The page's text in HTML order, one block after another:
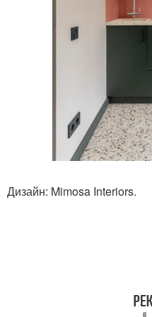
Дизайн: Mimosa Interiors.